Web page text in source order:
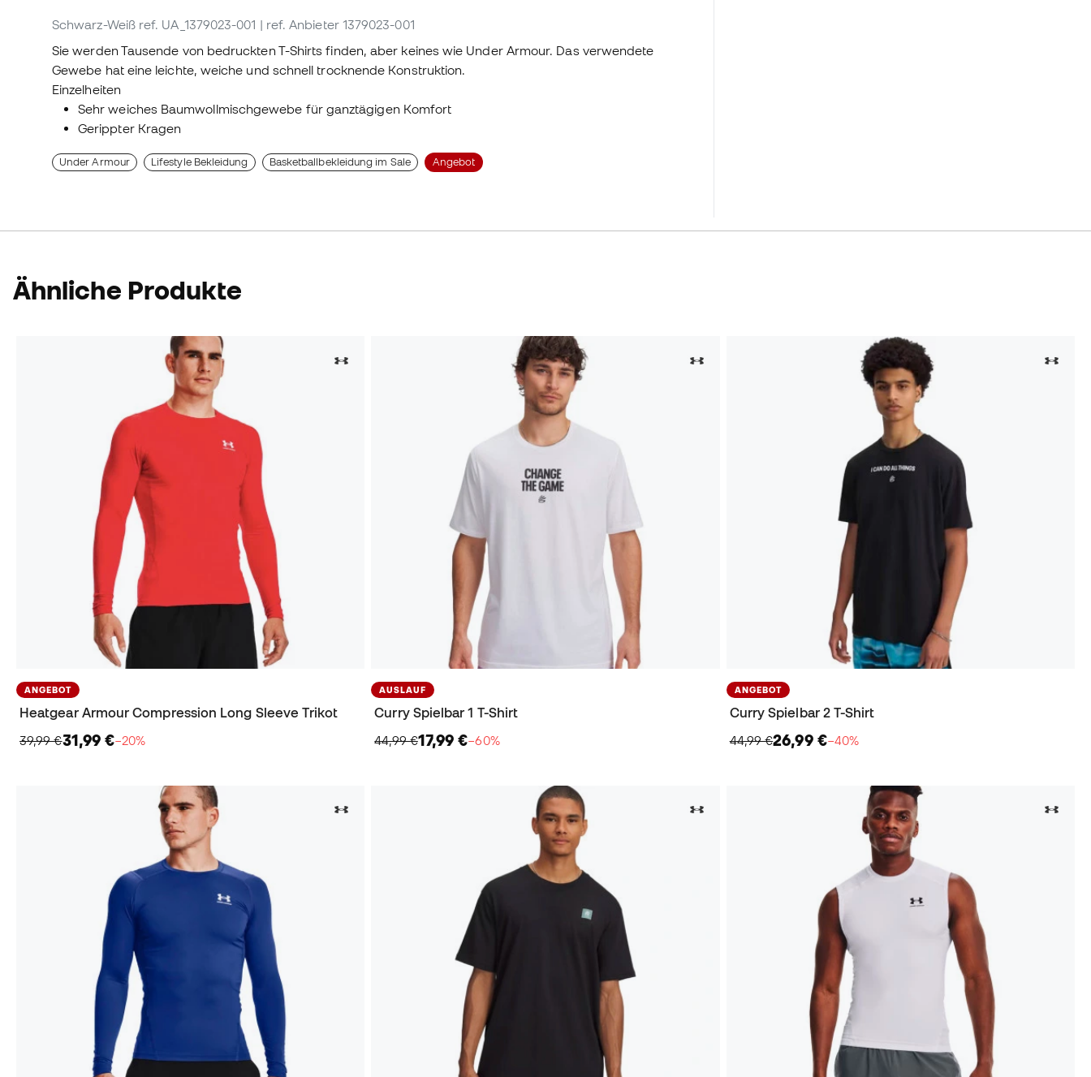
Schwarz-Weiß ref. UA_1379023-001 | ref. Anbieter 1379023-001
Sie werden Tausende von bedruckten T-Shirts finden, aber keines wie Under Armour. Das verwendete
Gewebe hat eine leichte, weiche und schnell trocknende Konstruktion.
Einzelheiten
Sehr weiches Baumwollmischgewebe für ganztägigen Komfort
Gerippter Kragen
Under Armour Lifestyle Bekleidung Basketballbekleidung im Sale Angebot
Ähnliche Produkte
ANGEBOT
Heatgear Armour Compression Long Sleeve Trikot
39,99 €31,99 €−20%
AUSLAUF
Curry Spielbar 1 T-Shirt
44,99 €17,99 €−60%
ANGEBOT
Curry Spielbar 2 T-Shirt
44,99 €26,99 €−40%